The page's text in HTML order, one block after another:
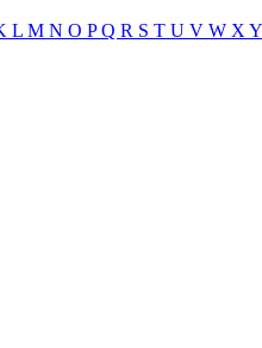
L M N O PQ R S T U V W X Y